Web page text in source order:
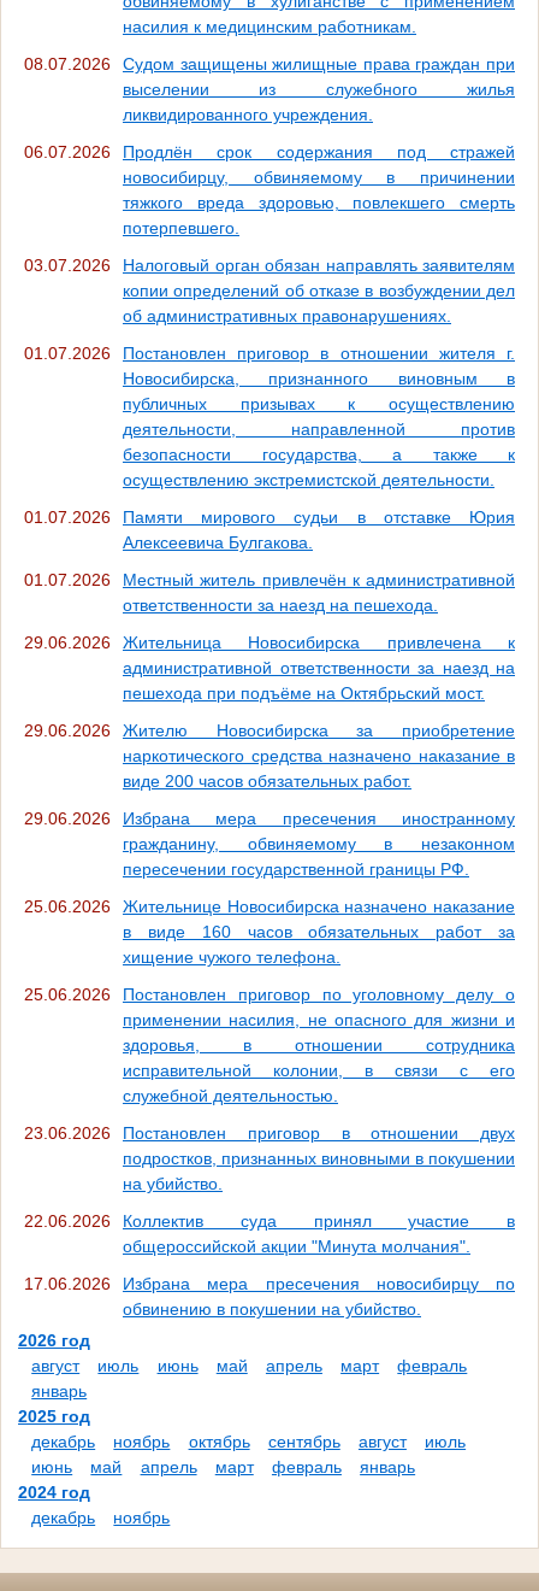
насилия к медицинским работникам.
08.07.2026
Судом защищены жилищные права граждан при
выселении из служебного жилья
ликвидированного учреждения.
06.07.2026
Продлён срок содержания под стражей
новосибирцу, обвиняемому в причинении
тяжкого вреда здоровью, повлекшего смерть
потерпевшего.
03.07.2026
Налоговый орган обязан направлять заявителям
копии определений об отказе в возбуждении дел
об административных правонарушениях.
01.07.2026
Постановлен приговор в отношении жителя г.
Новосибирска, признанного виновным в
публичных призывах к осуществлению
деятельности, направленной против
безопасности государства, а также к
осуществлению экстремистской деятельности.
01.07.2026
Памяти мирового судьи в отставке Юрия
Алексеевича Булгакова.
01.07.2026
Местный житель привлечён к административной
ответственности за наезд на пешехода.
29.06.2026
Жительница Новосибирска привлечена к
административной ответственности за наезд на
пешехода при подъёме на Октябрьский мост.
29.06.2026
Жителю Новосибирска за приобретение
наркотического средства назначено наказание в
виде 200 часов обязательных работ.
29.06.2026
Избрана мера пресечения иностранному
гражданину, обвиняемому в незаконном
пересечении государственной границы РФ.
25.06.2026
Жительнице Новосибирска назначено наказание
в виде 160 часов обязательных работ за
хищение чужого телефона.
25.06.2026
Постановлен приговор по уголовному делу о
применении насилия, не опасного для жизни и
здоровья, в отношении сотрудника
исправительной колонии, в связи с его
служебной деятельностью.
23.06.2026
Постановлен приговор в отношении двух
подростков, признанных виновными в покушении
на убийство.
22.06.2026
Коллектив суда принял участие в
общероссийской акции "Минута молчания".
17.06.2026
Избрана мера пресечения новосибирцу по
обвинению в покушении на убийство.
2026 год
август
июль июнь май апрель март
февраль
январь
2025 год
декабрь
ноябрь октябрь сентябрь август
июль
июнь
май апрель март февраль
январь
2024 год
декабрь
ноябрь